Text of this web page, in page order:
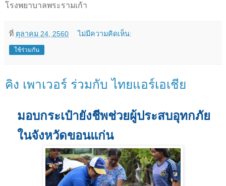
โรงพยาบาลพระรามเก้า
ที่ ตุลาคม 24, 2560 ไม่มีความคิดเห็น:
ใช้ร่วมกัน
คิง เพาเวอร์ ร่วมกับ ไทยแอร์เอเชีย
มอบกระเป๋ายังชีพช่วยผู้ประสบอุทกภัย
ในจังหวัดขอนแก่น